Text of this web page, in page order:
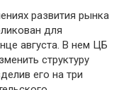
развития рынка
для
августа. В нем ЦБ
структуру
его на три